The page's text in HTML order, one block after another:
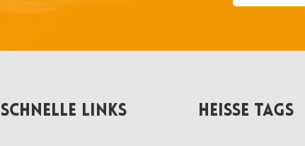
SCHNELLE LINKS HEISSE TAGS